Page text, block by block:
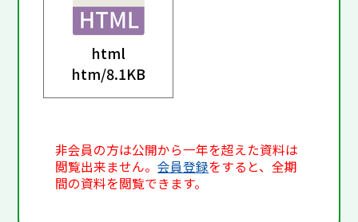
html
htm/8.1KB
非会員の方は公開から一年を超えた資料は
閲覧出来ません。会員登録をすると、全期
間の資料を閲覧できます。